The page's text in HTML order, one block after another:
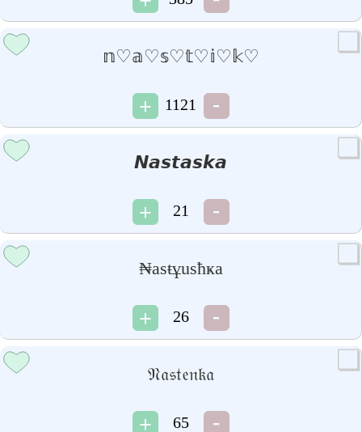
𝕟♡𝕒♡𝕤♡𝕥♡𝕚♡𝕜♡
1121
𝙉𝙖𝙨𝙩𝙖𝙨𝙠𝙖
21
₦asŧұusħҝa
26
𝔑𝔞𝔰𝔱𝔢𝔫𝔨𝔞
65